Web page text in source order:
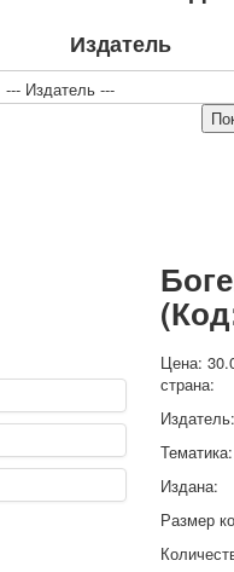
Издатель
Цена:
страна:
Издатель:
Тематика:
Издана:
Размер